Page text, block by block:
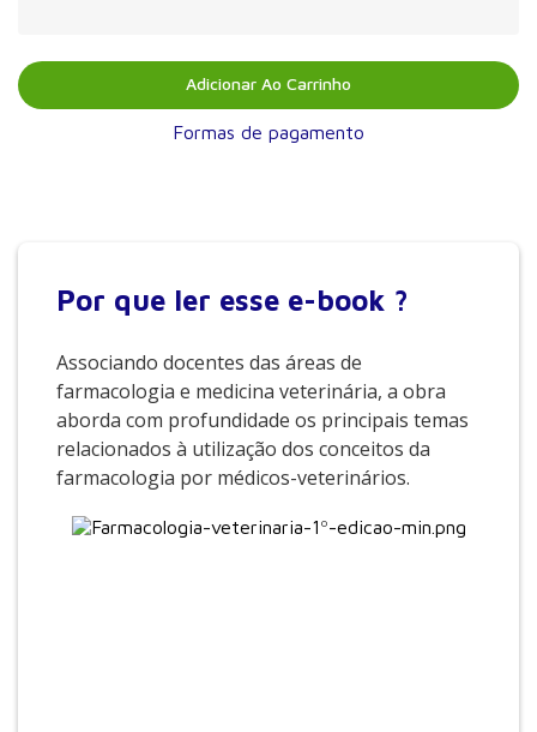
Adicionar Ao Carrinho
Formas de pagamento
Por que ler esse e-book ?
Associando docentes das áreas de
farmacologia e medicina veterinária, a obra
aborda com profundidade os principais temas
relacionados à utilização dos conceitos da
farmacologia por médicos-veterinários.